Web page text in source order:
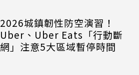
2026城鎮韌性防空演習！
Uber、Uber Eats「行動斷
網」注意5大區域暫停時間